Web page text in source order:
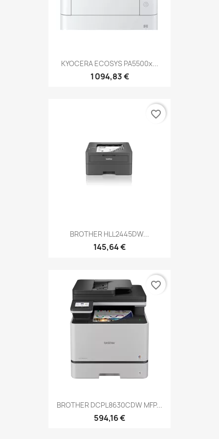
KYOCERA ECOSYS PA5500x...
1 094,83 €
BROTHER HLL2445DW...
145,64 €
favorite_border
BROTHER DCPL8630CDW MFP...
594,16 €
favorite_border